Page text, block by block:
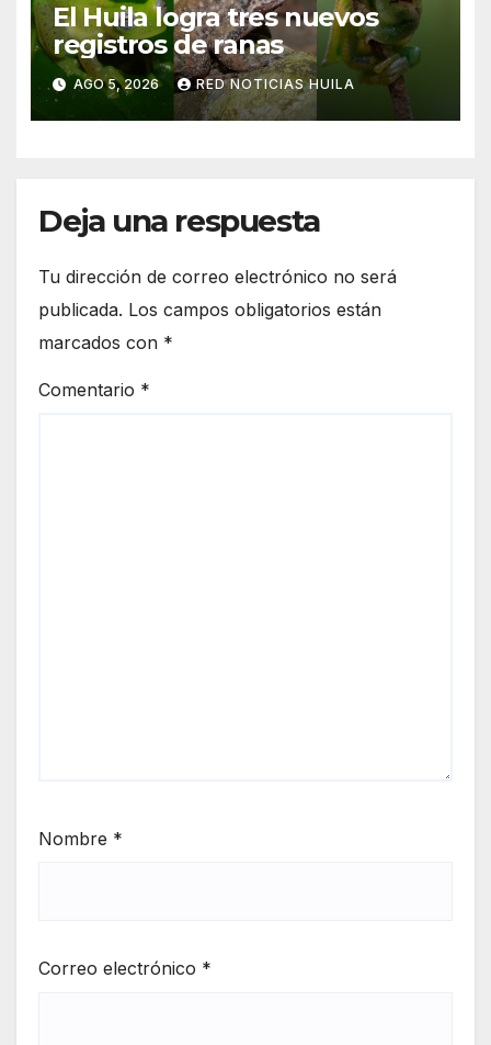
El Huila logra tres nuevos
registros de ranas
AGO 5, 2026 RED NOTICIAS HUILA
Deja una respuesta
Tu dirección de correo electrónico no será
publicada. Los campos obligatorios están
marcados con *
Comentario *
Nombre *
Correo electrónico *